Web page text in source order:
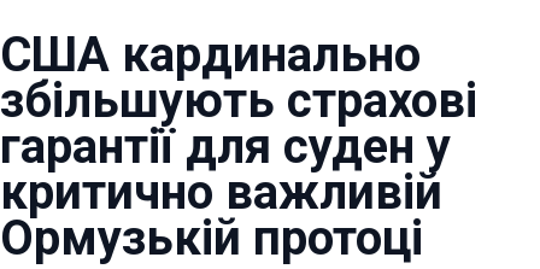
США кардинально
збільшують страхові
гарантії для суден у
критично важливій
Ормузькій протоці